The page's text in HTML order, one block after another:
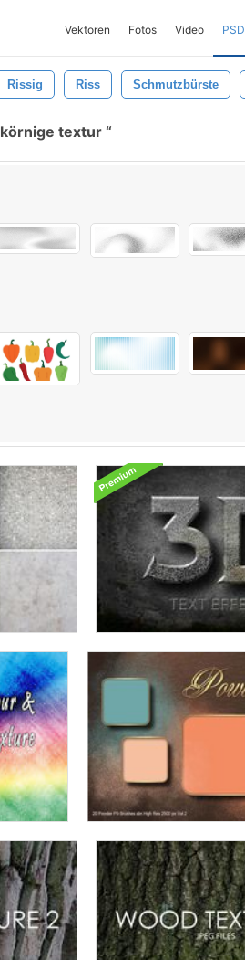
Vektoren Fotos Video PSD
Rissig Riss Schmutzbürste
körnige textur